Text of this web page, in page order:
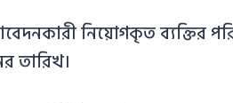
নিয়োগকৃত ব্যক্তির
তারিখ।